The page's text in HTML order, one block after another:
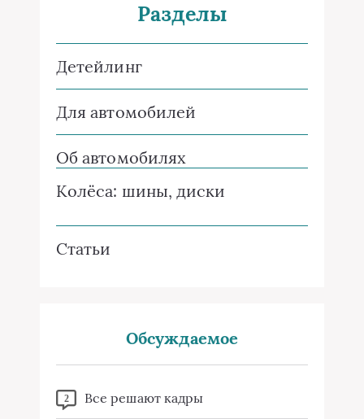
Разделы
Детейлинг
Для автомобилей
Об автомобилях
Колёса: шины, диски
Статьи
Обсуждаемое
2 Все решают кадры